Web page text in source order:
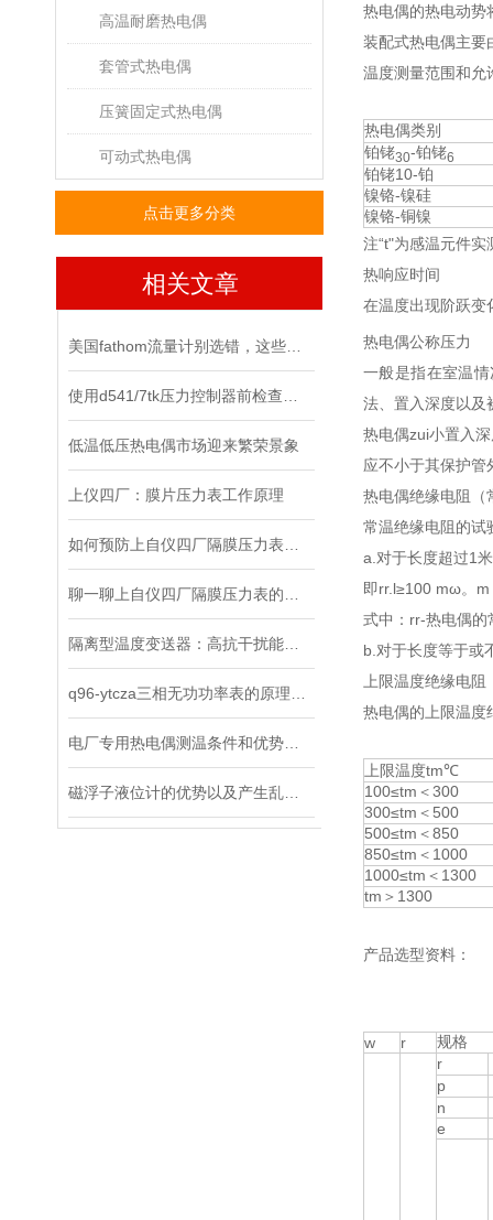
高温耐磨热电偶
套管式热电偶
压簧固定式热电偶
可动式热电偶
点击更多分类
相关文章
低温低压热电偶市场迎来繁荣景象
上仪四厂：膜片压力表工作原理
热电偶的热电动势
装配式热电偶主要
温度测量范围和允
热电偶类别
铂铑30-铂铑6
铂铑10-铂
镍铬-镍硅
镍铬-铜镍
注“t"为感温元件实
热响应时间
在温度出现阶跃变
热电偶公称压力
一般是指在室温
法、置入深度以及
热电偶zui小置
应不小于其保护管
热电偶绝缘电
常温绝缘电阻的
a.对于长度超过1
即rr.l≥100 mω。m
式中：rr-热电偶
b.对于长度等于或
上限温度绝缘
热电偶的上限温度
上限温度tm℃
100≤tm＜300
300≤tm＜500
500≤tm＜850
850≤tm＜1000
1000≤tm＜1300
tm＞1300
产品选型资料：
w r
规格
r
p
n
e